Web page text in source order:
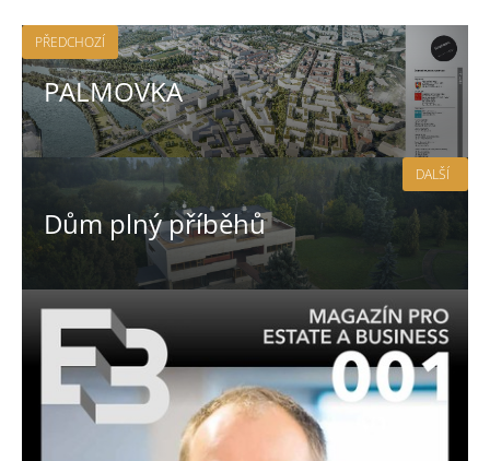
PŘEDCHOZÍ
PALMOVKA
Dům plný příběhů
DALŠÍ